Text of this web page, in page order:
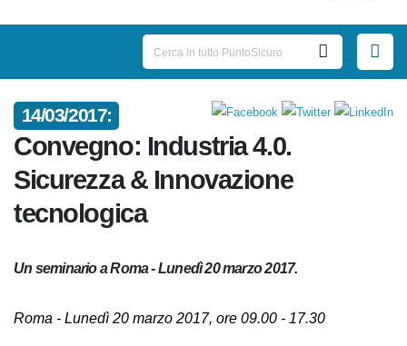
14/03/2017:
Convegno: Industria 4.0.
Sicurezza & Innovazione
tecnologica
Un seminario a Roma - Lunedì 20 marzo 2017.
Roma - Lunedì 20 marzo 2017, ore 09.00 - 17.30